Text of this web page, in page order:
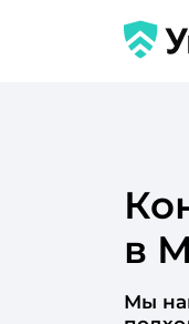
в
Мы